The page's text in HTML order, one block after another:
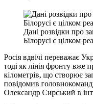
Дані розвідки про
Білорусі є цілком
Росія вдвічі переважає
тоді як лінія фронту вже
кілометрів, що створює
повідомив
Олександр Сирський в